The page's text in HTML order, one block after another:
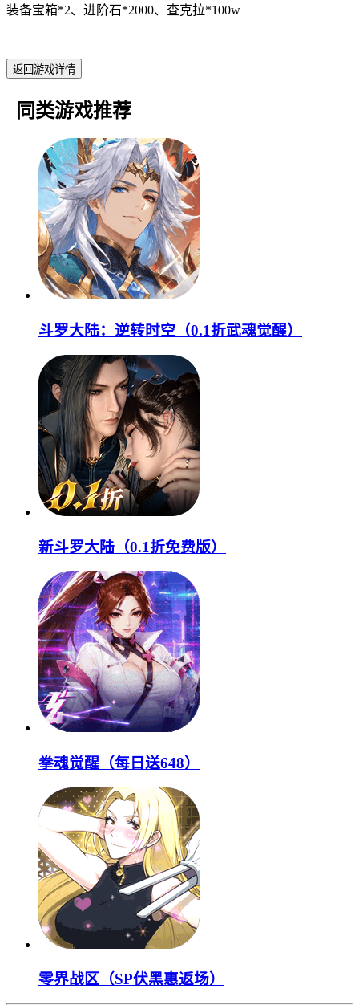
装备宝箱*2、进阶石*2000、查克拉*100w
返回游戏详情
同类游戏推荐
斗罗大陆：逆转时空（0.1折武魂觉醒）
新斗罗大陆（0.1折免费版）
拳魂觉醒（每日送648）
零界战区（SP伏黑惠返场）